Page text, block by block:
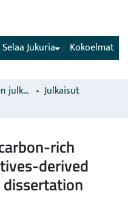
Kokoelmat
Selaa Jukuria
Luonnonvarakeskuksen julkaisut
Julkaisut
rich
derived